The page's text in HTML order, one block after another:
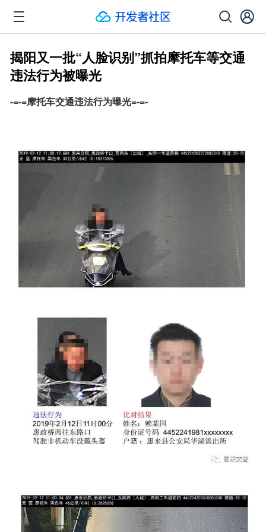
揭阳又一批“人脸识别”抓拍摩托车等交通
违法行为被曝光
-=-=摩托车交通违法行为曝光=-=-